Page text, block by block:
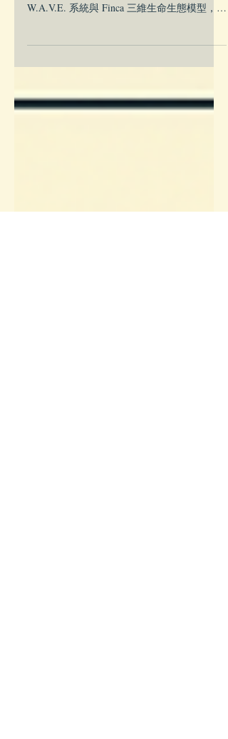
統
傳統的 S.A.V.E. 死守模式已失效。Henry 透過
W.A.V.E. 系統與 Finca 三維生命生態模型，為
續豐盛，架構一套能自動運轉、具備反脆弱能
力的專屬生命財富系統，助你生活持續更好。